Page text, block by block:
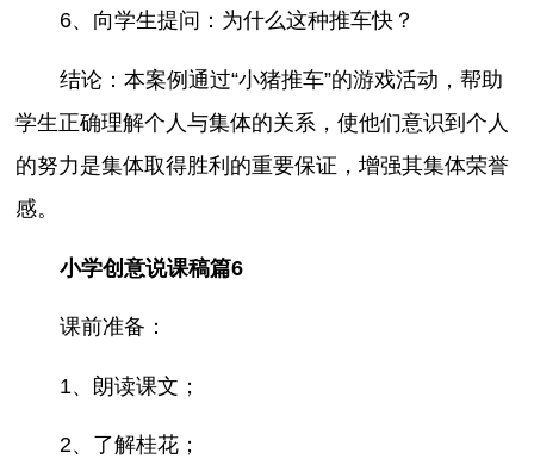
6、向学生提问：为什么这种推车快？
结论：本案例通过“小猪推车”的游戏活动，帮助
学生正确理解个人与集体的关系，使他们意识到个人
的努力是集体取得胜利的重要保证，增强其集体荣誉
感。
小学创意说课稿篇6
课前准备：
1、朗读课文；
2、了解桂花；